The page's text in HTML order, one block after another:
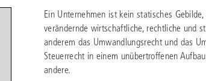
Finden Sie Lösungen und Inhalte, die zu Ihrem
Arbeitsrecht
JURIS BUSINESS
Praxisnah und intuitiv: Schutz vor rechtlichen
Risiken
Vereine und Verbände
Unternehmen
WEITERE SERVICES
Ein Unternehmen ist kein statisches
verändernde wirtschaftliche, rechtliche und
anderem das Umwandlungsrecht und das
Steuerrecht in einem unübertroffenen
andere.